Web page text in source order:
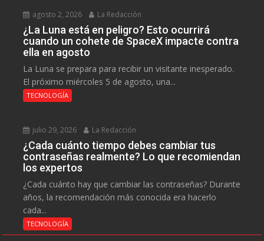
agosto 2, 2026 La Redacción
¿La Luna está en peligro? Esto ocurrirá
cuando un cohete de SpaceX impacte contra
ella en agosto
La Luna se prepara para recibir un visitante inesperado.
El próximo miércoles 5 de agosto, una...
TECNOLOGÍA
julio 29, 2026 La Redacción
¿Cada cuánto tiempo debes cambiar tus
contraseñas realmente? Lo que recomiendan
los expertos
¿Cada cuánto hay que cambiar las contraseñas? Durante
años, la recomendación más conocida era hacerlo
cada...
TECNOLOGÍA